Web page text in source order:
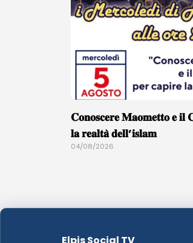
𝐂𝐨𝐧𝐨𝐬𝐜𝐞𝐫𝐞 𝐌𝐚𝐨𝐦𝐞𝐭𝐭𝐨 𝐞 𝐢𝐥
𝐥𝐚 𝐫𝐞𝐚𝐥𝐭𝐚̀ 𝐝𝐞𝐥𝐥’𝐢𝐬𝐥𝐚𝐦
04/08/2026